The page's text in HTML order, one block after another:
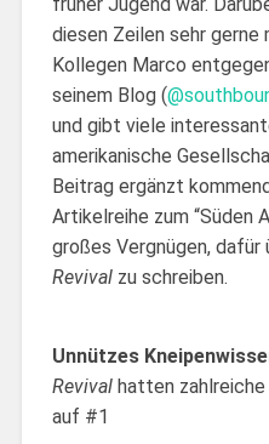
früher Jugend war.
diesen Zeilen sehr
Kollegen Marco
seinem Blog (
und gibt viele
amerikanische
Beitrag ergänzt
Artikelreihe zum “Süden
großes Vergnügen, dafür
Revivalzu schreiben.
Unnützes
Revivalhatten zahlreiche
auf #1